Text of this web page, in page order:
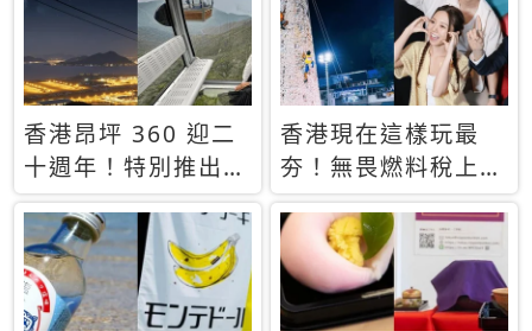
休才去圓夢 (附8.5
萬次下載峇里島地
圖)😍
支援中文
香港昂坪 360 迎二
十週年！特別推出
「夜間纜車」，輕旅
行帶你搶先揭秘台灣
專屬禮遇
香港現在這樣玩最
夯！無畏燃料稅上
漲，現在買自由行只
要8888元起